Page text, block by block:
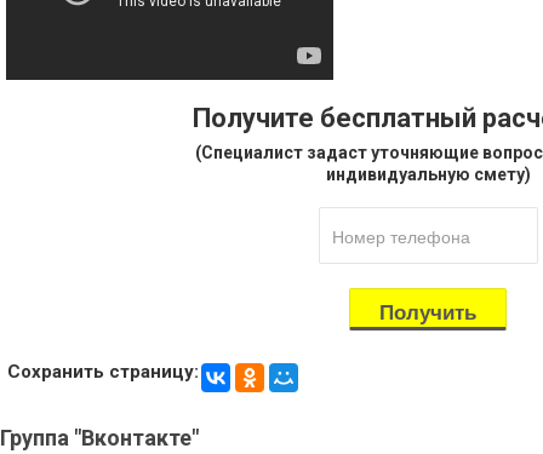
Получите бесплатный
(Специалист задаст уточняющие
индивидуальную смету)
Сохранить страницу:
Группа "Вконтакте"